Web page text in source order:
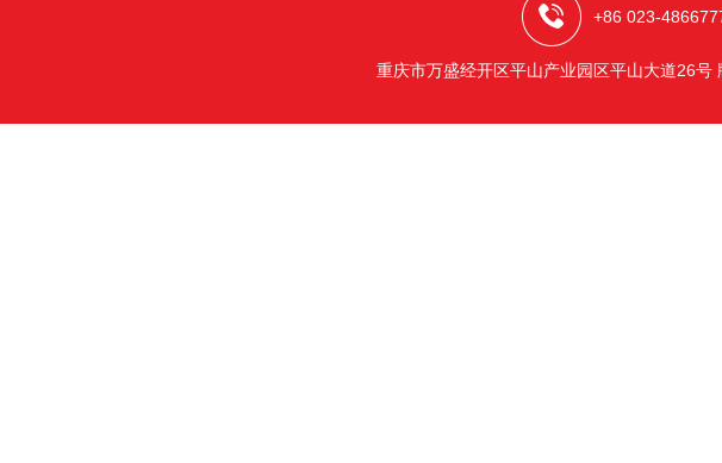
+86 023-
重庆市万盛经开区平山产业园区平山大道26